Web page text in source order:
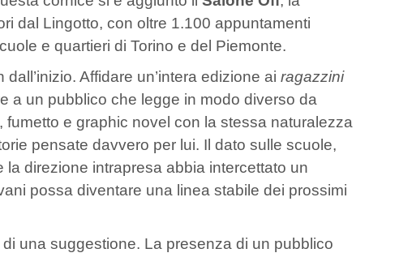
dal Lingotto, con oltre 1.100 appuntamenti
e quartieri di Torino e del Piemonte.
Affidare un’intera edizione ai ragazzini
a un pubblico che legge in modo diverso da
e graphic novel con la stessa naturalezza
pensate davvero per lui. Il dato sulle scuole,
direzione intrapresa abbia intercettato un
possa diventare una linea stabile dei prossimi
una suggestione. La presenza di un pubblico